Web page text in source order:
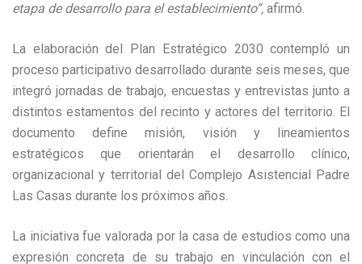
etapa de desarrollo para el establecimiento”, afirmó.
La elaboración del Plan Estratégico 2030 contempló un
proceso participativo desarrollado durante seis meses, que
integró jornadas de trabajo, encuestas y entrevistas junto a
distintos estamentos del recinto y actores del territorio. El
documento define misión, visión y lineamientos
estratégicos que orientarán el desarrollo clínico,
organizacional y territorial del Complejo Asistencial Padre
Las Casas durante los próximos años.
La iniciativa fue valorada por la casa de estudios como una
expresión concreta de su trabajo en vinculación con el